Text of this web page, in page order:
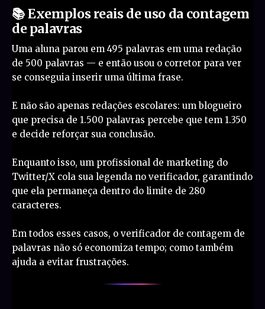
📚 Exemplos reais de uso da contagem
de palavras
Uma aluna parou em 495 palavras em uma redação
de 500 palavras — e então usou o corretor para ver
se conseguia inserir uma última frase.
E não são apenas redações escolares: um blogueiro
que precisa de 1.500 palavras percebe que tem 1.350
e decide reforçar sua conclusão.
Enquanto isso, um profissional de marketing do
Twitter/X cola sua legenda no verificador, garantindo
que ela permaneça dentro do limite de 280
caracteres.
Em todos esses casos, o verificador de contagem de
palavras não só economiza tempo; como também
ajuda a evitar frustrações.